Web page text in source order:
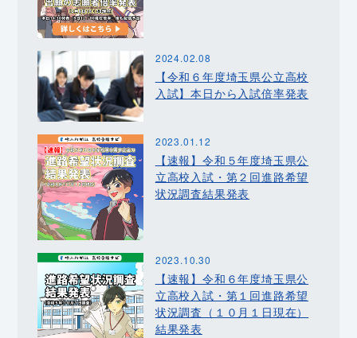
2024.02.08
【令和６年度埼玉県公立高校
入試】本日から入試倍率発表
2023.01.12
【速報】令和５年度埼玉県公
立高校入試・第２回進路希望
状況調査結果発表
2023.10.30
【速報】令和６年度埼玉県公
立高校入試・第１回進路希望
状況調査（１０月１日現在）
結果発表